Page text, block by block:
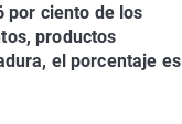
por ciento de los
productos
el porcentaje es